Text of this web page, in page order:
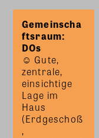
Gemeinscha
ftsraum:
DOs
☺ Gute,
zentrale,
einsichtige
Lage im
Haus
(Erdgeschoß
,